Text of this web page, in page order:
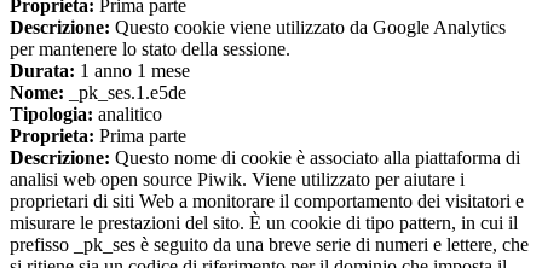
Proprieta: Prima parte
Descrizione: Questo cookie viene utilizzato da Google Analytics
per mantenere lo stato della sessione.
Durata: 1 anno 1 mese
Nome: _pk_ses.1.e5de
Tipologia: analitico
Proprieta: Prima parte
Descrizione: Questo nome di cookie è associato alla piattaforma di
analisi web open source Piwik. Viene utilizzato per aiutare i
proprietari di siti Web a monitorare il comportamento dei visitatori e
misurare le prestazioni del sito. È un cookie di tipo pattern, in cui il
prefisso _pk_ses è seguito da una breve serie di numeri e lettere, che